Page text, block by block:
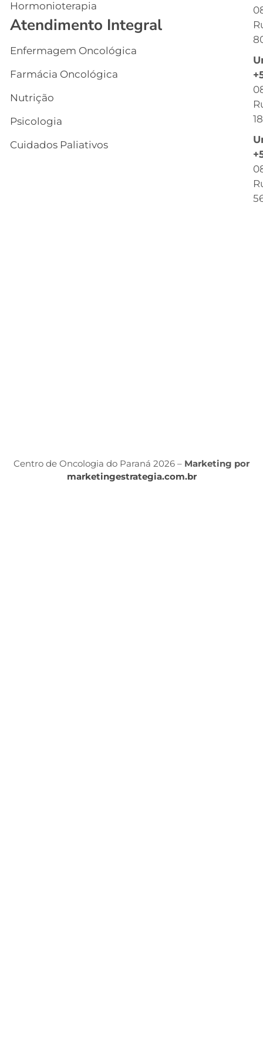
Hormonioterapia
Atendimento Integral
Enfermagem Oncológica
Farmácia Oncológica
Nutrição
Psicologia
Cuidados Paliativos
Centro de Oncologia do Paraná 2026 – Marketing por
marketingestrategia.com.br